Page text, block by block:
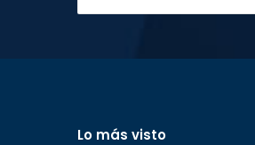
Lo más visto